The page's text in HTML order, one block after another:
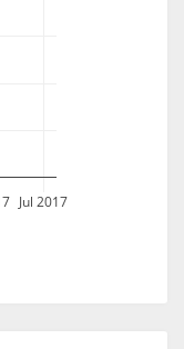
Jul 2017